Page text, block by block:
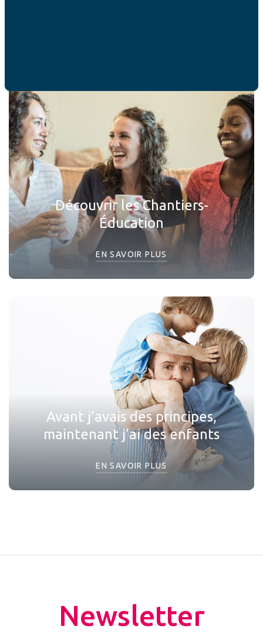
Découvrir les Chantiers-
Éducation
EN SAVOIR PLUS
Avant j’avais des principes,
maintenant j’ai des enfants
EN SAVOIR PLUS
Newsletter